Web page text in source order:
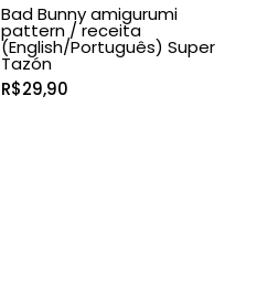
Bad Bunny amigurumi
pattern / receita
(English/Português) Super
Tazón
R$29,90